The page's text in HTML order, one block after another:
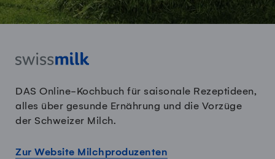
DAS Online-Kochbuch für saisonale Rezeptideen,
alles über gesunde Ernährung und die Vorzüge
der Schweizer Milch.
Zur Website Milchproduzenten